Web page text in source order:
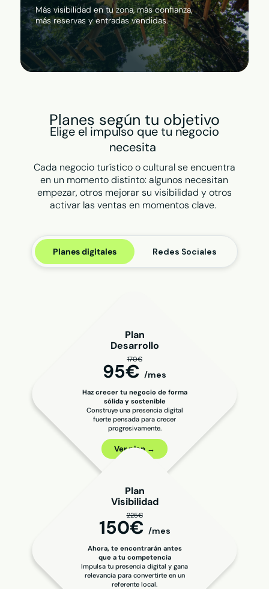
Más visibilidad en tu zona, más confianza,
más reservas y entradas vendidas.
Planes según tu objetivo
Elige el impulso que tu negocio
necesita
Cada negocio turístico o cultural se encuentra
en un momento distinto: algunos necesitan
empezar, otros mejorar su visibilidad y otros
activar las ventas en momentos clave.
Planes digitales Redes Sociales
Plan
Desarrollo
170€
95€ /mes
Haz crecer tu negocio de forma
sólida y sostenible
Construye una presencia digital
fuerte pensada para crecer
progresivamente.
Ver plan →
Plan
Visibilidad
225€
150€ /mes
Ahora, te encontrarán antes
que a tu competencia
Impulsa tu presencia digital y gana
relevancia para convertirte en un
referente local.